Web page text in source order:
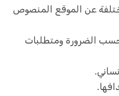
عن الموقع المنصوص
الضرورة ومتطلبات